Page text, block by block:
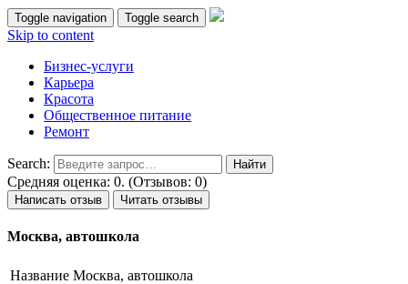
Toggle navigation Toggle search
Skip to content
Бизнес-услуги
Карьера
Красота
Общественное питание
Ремонт
Search:
Средняя оценка: 0. (Отзывов: 0)
Написать отзыв Читать отзывы
Москва, автошкола
Название Москва, автошкола